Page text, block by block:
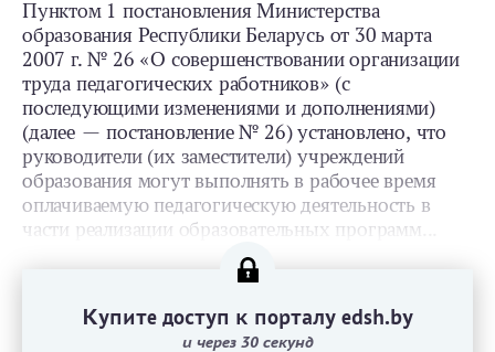
Пунктом 1 постановления Министерства
образования Республики Беларусь от 30 марта
2007 г. № 26 «О совершенствовании организации
труда педагогических работников» (с
последующими изменениями и дополнениями)
(далее — постановление № 26) установлено, что
руководители (их заместители) учреждений
образования могут выполнять в рабочее время
оплачиваемую педагогическую деятельность в
части реализации образовательных программ...
Купите доступ к порталу edsh.by
и через 30 секунд